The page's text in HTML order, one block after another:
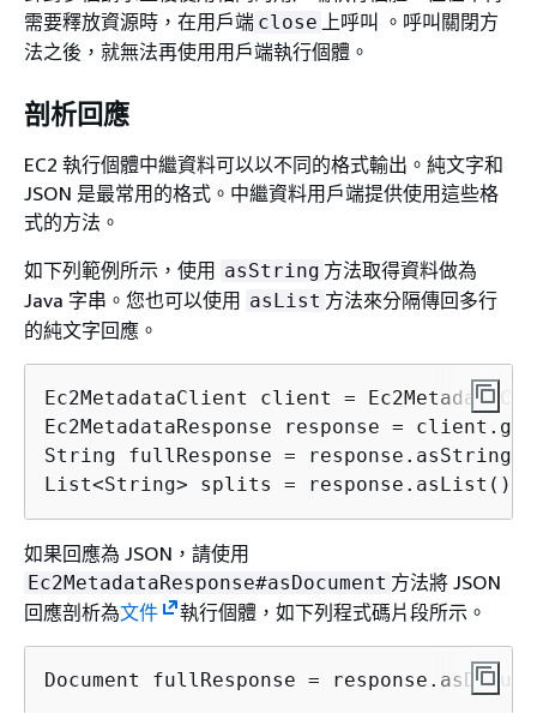
需要釋放資源時，在用戶端 close 上呼叫 。呼叫關閉方
法之後，就無法再使用用戶端執行個體。
剖析回應
EC2 執行個體中繼資料可以以不同的格式輸出。純文字和
JSON 是最常用的格式。中繼資料用戶端提供使用這些格
式的方法。
如下列範例所示，使用 asString 方法取得資料做為
Java 字串。您也可以使用 asList 方法來分隔傳回多行
的純文字回應。
Ec2MetadataClient client =
Ec2MetadataResponse response =
String fullResponse =
List<String> splits = response.asList();
如果回應為 JSON，請使用
Ec2MetadataResponse#asDocument 方法將 JSON
回應剖析為文件 執行個體，如下列程式碼片段所示。
Document fullResponse =